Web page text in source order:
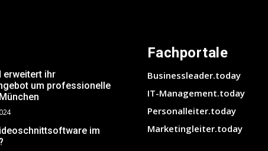
erweitert ihr
um professionelle
im
Fachportale
Businessleader.today
IT-Management.today
Personalleiter.today
Marketingleiter.today